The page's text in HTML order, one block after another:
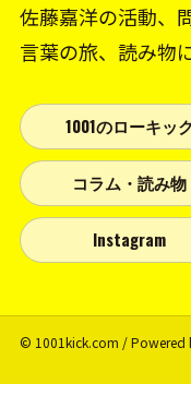
佐藤嘉洋の活動、
言葉の旅、読み物
1001のローキック
コラム・読み物
Instagram
© 1001kick.com / Powered